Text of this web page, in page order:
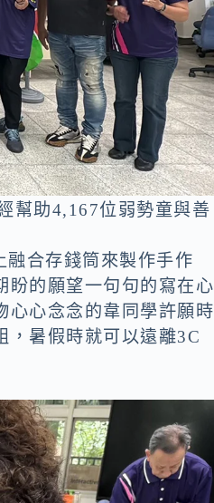
幫助4,167位弱勢童與善
合存錢筒來製作手作
盼的願望一句句的寫在心
心心念念的韋同學許願時
，暑假時就可以遠離3C